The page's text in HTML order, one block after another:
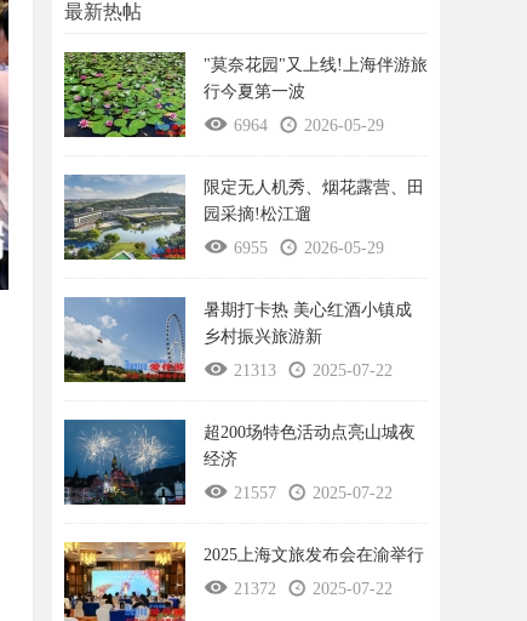
最新热帖
"莫奈花园"又上线!上海伴游旅
行今夏第一波
6964
2026-05-29
限定无人机秀、烟花露营、田
园采摘!松江遛
6955
2026-05-29
暑期打卡热 美心红酒小镇成
乡村振兴旅游新
21313
2025-07-22
超200场特色活动点亮山城夜
经济
21557
2025-07-22
2025上海文旅发布会在渝举行
21372
2025-07-22